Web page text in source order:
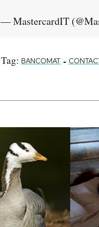
— MastercardIT
Tag: BANCOMAT -